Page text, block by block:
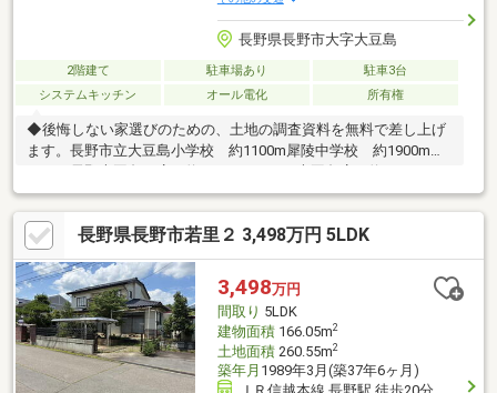
長野県長野市大字大豆島
2階建て 駐車場あり
駐車3台
システムキッチン
オール電化 所有権
◆後悔しない家選びのための、土地の調査資料を無料で差し上げ
ます。長野市立大豆島小学校 約1100m犀陵中学校 約1900mロ
ミヤン長野大豆島店 約767m メディカルチェック（内科） 約
840m サンマリーンながの 約1300m◎物件内見のお時間は20分
から60分まで対応いたします。◎借入例はおよそ下記になりま
す。借入例 2、500万円金利 年利 1．2%（元利均等返済・ボーナ
ス返済なし）返済期間 35年月々の返済額 約 72、925円総返済額
約3、063万円
長野県長野市若里２ 3,498万円 5LDK
3,498万円
間取り 5LDK
建物面積166.05m2
土地面積260.55m2
築年月 1989年3月(築37年6ヶ月)